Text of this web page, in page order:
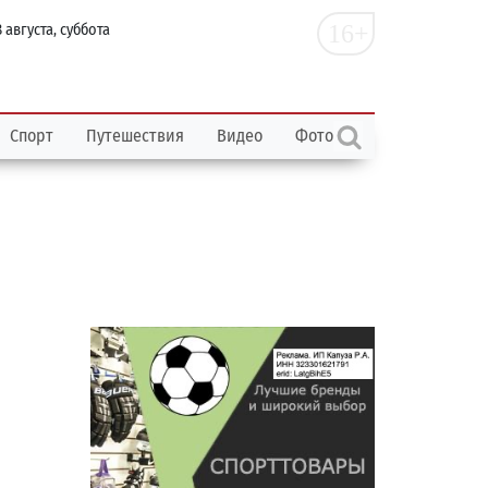
августа, суббота
Спорт Путешествия Видео Фото